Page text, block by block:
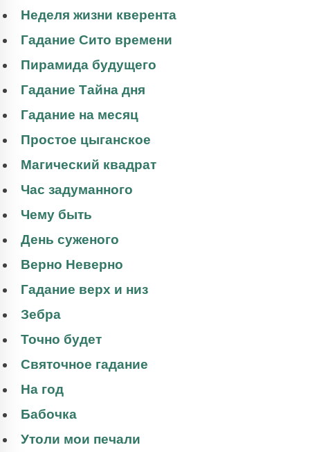
Неделя жизни кверента
Гадание Сито времени
Пирамида будущего
Гадание Тайна дня
Гадание на месяц
Простое цыганское
Магический квадрат
Час задуманного
Чему быть
День суженого
Верно Неверно
Гадание верх и низ
Зебра
Точно будет
Святочное гадание
На год
Бабочка
Утоли мои печали